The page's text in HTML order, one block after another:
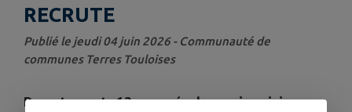
RECRUTE
Publié le jeudi 04 juin 2026 - Communauté de
communes Terres Touloises
Recrutement : 13 engagés de service civique